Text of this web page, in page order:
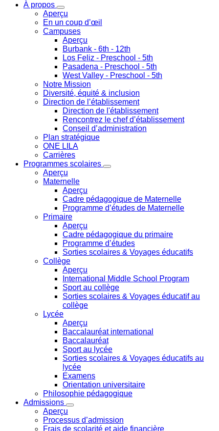
À propos
Aperçu
En un coup d’œil
Campuses
Aperçu
Burbank - 6th - 12th
Los Feliz - Preschool - 5th
Pasadena - Preschool - 5th
West Valley - Preschool - 5th
Notre Mission
Diversité, équité & inclusion
Direction de l’établissement
Direction de l'établissement
Rencontrez le chef d’établissement
Conseil d’administration
Plan stratégique
ONE LILA
Carrières
Programmes scolaires
Aperçu
Maternelle
Aperçu
Cadre pédagogique de Maternelle
Programme d’études de Maternelle
Primaire
Aperçu
Cadre pédagogique du primaire
Programme d’études
Sorties scolaires & Voyages éducatifs
Collège
Aperçu
International Middle School Program
Sport au collège
Sorties scolaires & Voyages éducatif au
collège
Lycée
Aperçu
Baccalauréat international
Baccalauréat
Sport au lycée
Sorties scolaires & Voyages éducatifs au
lycée
Examens
Orientation universitaire
Philosophie pédagogique
Admissions
Aperçu
Processus d’admission
Frais de scolarité et aide financière